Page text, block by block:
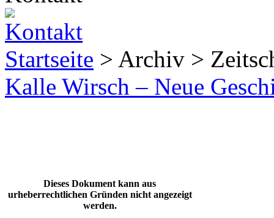
Startseite > Archiv >
Kalle Wirsch – Neue
Dieses Dokument kann aus
urheberrechtlichen Gründen nicht angezeigt
werden.